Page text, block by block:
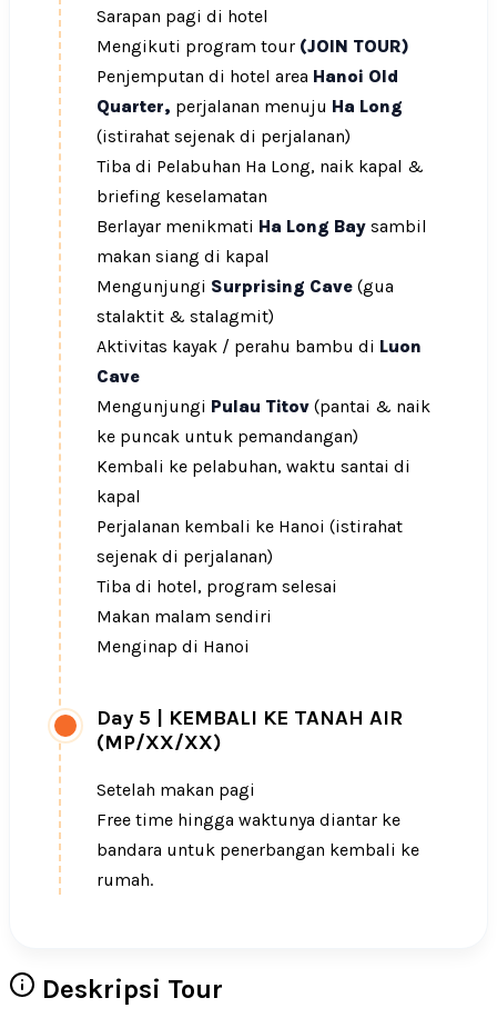
Sarapan pagi di hotel
Mengikuti program tour (JOIN TOUR)
Penjemputan di hotel area Hanoi Old
Quarter, perjalanan menuju Ha Long
(istirahat sejenak di perjalanan)
Tiba di Pelabuhan Ha Long, naik kapal &
briefing keselamatan
Berlayar menikmati Ha Long Bay sambil
makan siang di kapal
Mengunjungi Surprising Cave (gua
stalaktit & stalagmit)
Aktivitas kayak / perahu bambu di Luon
Cave
Mengunjungi Pulau Titov (pantai & naik
ke puncak untuk pemandangan)
Kembali ke pelabuhan, waktu santai di
kapal
Perjalanan kembali ke Hanoi (istirahat
sejenak di perjalanan)
Tiba di hotel, program selesai
Makan malam sendiri
Menginap di Hanoi
Day 5 | KEMBALI KE TANAH AIR
(MP/XX/XX)
Setelah makan pagi
Free time hingga waktunya diantar ke
bandara untuk penerbangan kembali ke
rumah.
Deskripsi Tour